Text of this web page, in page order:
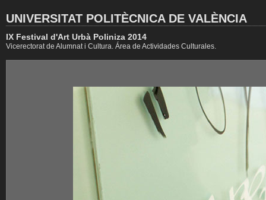
UNIVERSITAT POLITÈCNICA DE VALÈNCIA
IX Festival d'Art Urbà Poliniza 2014
Vicerectorat de Alumnat i Cultura. Área de Actividades Culturales.